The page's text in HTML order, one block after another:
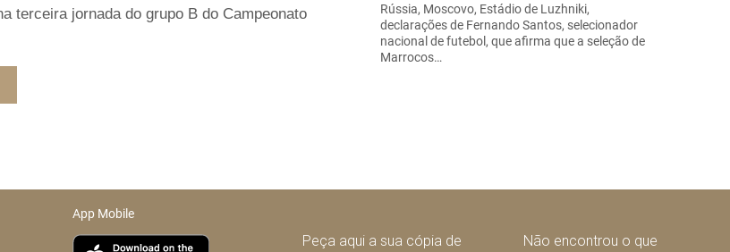
terceira jornada do grupo B do Campeonato
Rússia, Moscovo, Estádio de Luzhniki,
declarações de Fernando Santos, selecionador
nacional de futebol, que afirma que a seleção de
Marrocos…
App Mobile
Peça aqui a sua cópia de
Não encontrou o que